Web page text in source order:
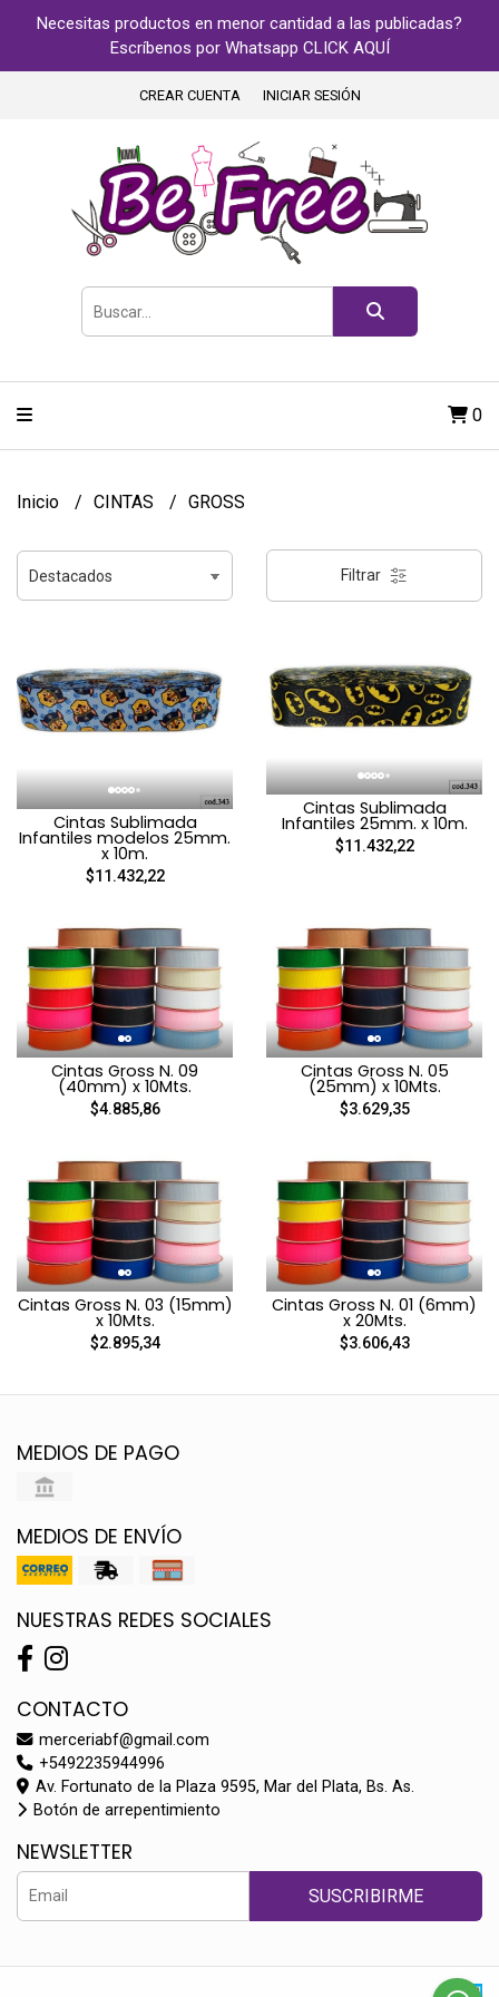
Necesitas productos en menor cantidad a las publicadas?
Escríbenos por Whatsapp CLICK AQUÍ
CREAR CUENTA INICIAR SESIÓN
0
Inicio CINTAS GROSS
Filtrar
Cintas Sublimada
Infantiles modelos 25mm.
x 10m.
$11.432,22
Cintas Sublimada
Infantiles 25mm. x 10m.
$11.432,22
Cintas Gross N. 09
(40mm) x 10Mts.
$4.885,86
Cintas Gross N. 05
(25mm) x 10Mts.
$3.629,35
Cintas Gross N. 03 (15mm)
x 10Mts.
$2.895,34
Cintas Gross N. 01 (6mm)
x 20Mts.
$3.606,43
MEDIOS DE PAGO
MEDIOS DE ENVÍO
NUESTRAS REDES SOCIALES
CONTACTO
merceriabf@gmail.com
+5492235944996
Av. Fortunato de la Plaza 9595, Mar del Plata, Bs. As.
Botón de arrepentimiento
NEWSLETTER
SUSCRIBIRME